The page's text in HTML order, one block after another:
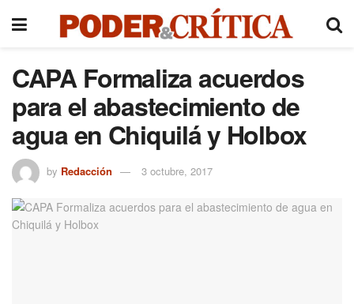
CAPA Formaliza acuerdos
para el abastecimiento de
agua en Chiquilá y Holbox
by Redacción 3 octubre, 2017